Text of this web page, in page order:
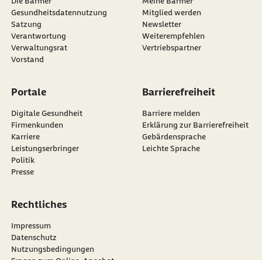
Gesundheitsdatennutzung
Satzung
Verantwortung
Verwaltungsrat
Vorstand
Mitglied werden
Newsletter
externer Link:
Weiterempfehlen
Vertriebspartner
Portale
Digitale Gesundheit
Firmenkunden
Karriere
Leistungserbringer
Politik
Presse
Barrierefreiheit
Barriere melden
Erklärung zur Barrierefreiheit
Gebärdensprache
Leichte Sprache
Rechtliches
Impressum
Datenschutz
Nutzungsbedingungen